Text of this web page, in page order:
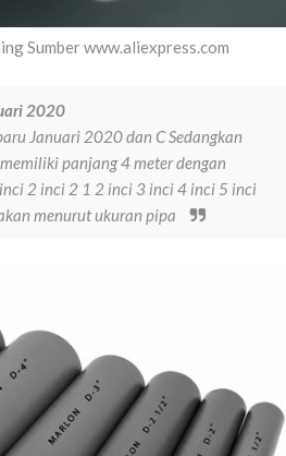
Sumber www.aliexpress.com
2020
Januari 2020 dan C Sedangkan
panjang 4 meter dengan
2 inci 2 1 2 inci 3 inci 4 inci 5 inci
menurut ukuran pipa